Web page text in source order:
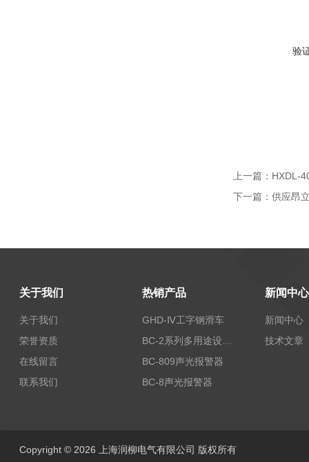
验
上一篇： HXDL-
下一篇： 供应昂
关于我们
关于我们
荣誉资质
在线留言
联系我们
热销产品
GHD-Ⅳ工字钢滑车
BC-809声光报警器
BC-8声光报警器
新闻中心
新闻中心
技术文章
Copyright © 2026 上海润柳电气有限公司 版权所有